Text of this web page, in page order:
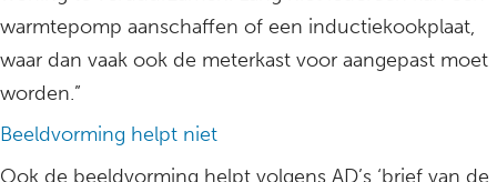
warmtepomp aanschaffen of een inductiekookplaat,
waar dan vaak ook de meterkast voor aangepast moet
worden.”
Beeldvorming helpt niet
Ook de beeldvorming helpt volgens AD’s ‘brief van de